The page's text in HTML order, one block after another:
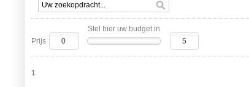
Stel hier uw budget in
Prijs
1